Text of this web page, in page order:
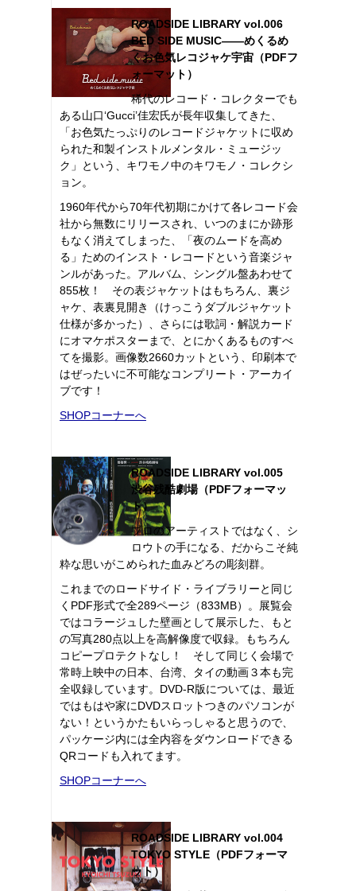
ROADSIDE LIBRARY vol.006
BED SIDE MUSIC――めくるめ
くお色気レコジャケ宇宙（PDFフ
ォーマット）
稀代のレコード・コレクターでも
ある山口‘Gucci’佳宏氏が長年収集してきた、
「お色気たっぷりのレコードジャケットに収め
られた和製インストルメンタル・ミュージッ
ク」という、キワモノ中のキワモノ・コレクシ
ョン。
1960年代から70年代初期にかけて各レコード会
社から無数にリリースされ、いつのまにか跡形
もなく消えてしまった、「夜のムードを高め
る」ためのインスト・レコードという音楽ジャ
ンルがあった。アルバム、シングル盤あわせて
855枚！ その表ジャケットはもちろん、裏ジ
ャケ、表裏見開き（けっこうダブルジャケット
仕様が多かった）、さらには歌詞・解説カード
にオマケポスターまで、とにかくあるものすべ
てを撮影。画像数2660カットという、印刷本で
はぜったいに不可能なコンプリート・アーカイ
ブです！
SHOPコーナーへ
ROADSIDE LIBRARY vol.005
渋谷残酷劇場（PDFフォーマッ
ト）
プロのアーティストではなく、シ
ロウトの手になる、だからこそ純
粋な思いがこめられた血みどろの彫刻群。
これまでのロードサイド・ライブラリーと同じ
くPDF形式で全289ページ（833MB）。展覧会
ではコラージュした壁画として展示した、もと
の写真280点以上を高解像度で収録。もちろん
コピープロテクトなし！ そして同じく会場で
常時上映中の日本、台湾、タイの動画３本も完
全収録しています。DVD-R版については、最近
ではもはや家にDVDスロットつきのパソコンが
ない！というかたもいらっしゃると思うので、
パッケージ内には全内容をダウンロードできる
QRコードも入れてます。
SHOPコーナーへ
ROADSIDE LIBRARY vol.004
TOKYO STYLE（PDFフォーマ
ット）